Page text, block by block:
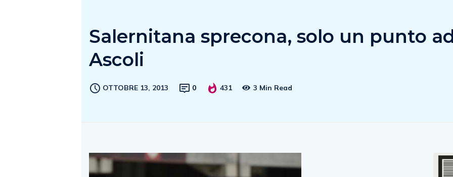
Salernitana sprecona, solo un punto
Ascoli
OTTOBRE 13, 2013 0 431 3 Min Read